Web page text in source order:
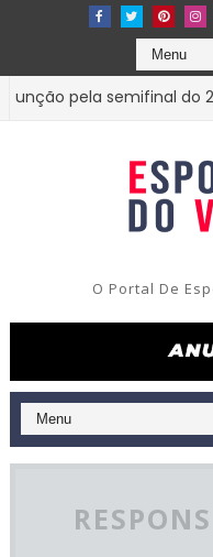
pela semifinal do 2º
O Portal De